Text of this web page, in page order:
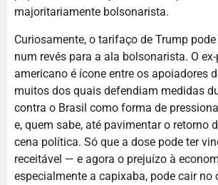
majoritariamente bolsonarista.
Curiosamente, o tarifaço de Trump
num revés para a ala bolsonarista. O
americano é ícone entre os apoiadores
muitos dos quais defendiam medidas
contra o Brasil como forma de
e, quem sabe, até pavimentar o retorno
cena política. Só que a dose pode ter
receitável — e agora o prejuízo à
especialmente a capixaba, pode cair no